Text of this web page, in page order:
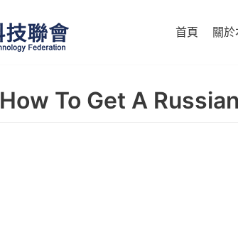
首頁 關
How To Get A